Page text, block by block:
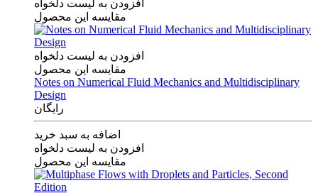
افزودن به لیست دلخواه
مقایسه این محصول
افزودن به لیست دلخواه
مقایسه این محصول
Notes on Numerical Fluid Mechanics and Multidisciplinary
Design
رایگان
اضافه به سبد خرید
افزودن به لیست دلخواه
مقایسه این محصول